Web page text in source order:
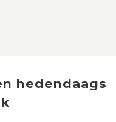
hedendaags